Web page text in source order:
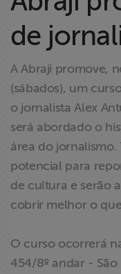
Acesso à
Informação
Liberdade de
Expressão
Proteção Legal
e Litigância
dos
Homenageados
de
A Abraji promove,
(sábados), um
o jornalista Alex
será abordado o
área do
potencial para
de cultura e serão
cobrir melhor o
O curso ocorrerá
454/8º andar - São